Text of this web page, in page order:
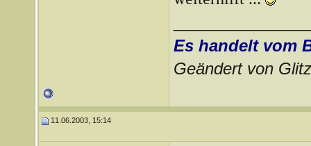
Es handelt vom
Geändert von
11.06.2003, 15:14